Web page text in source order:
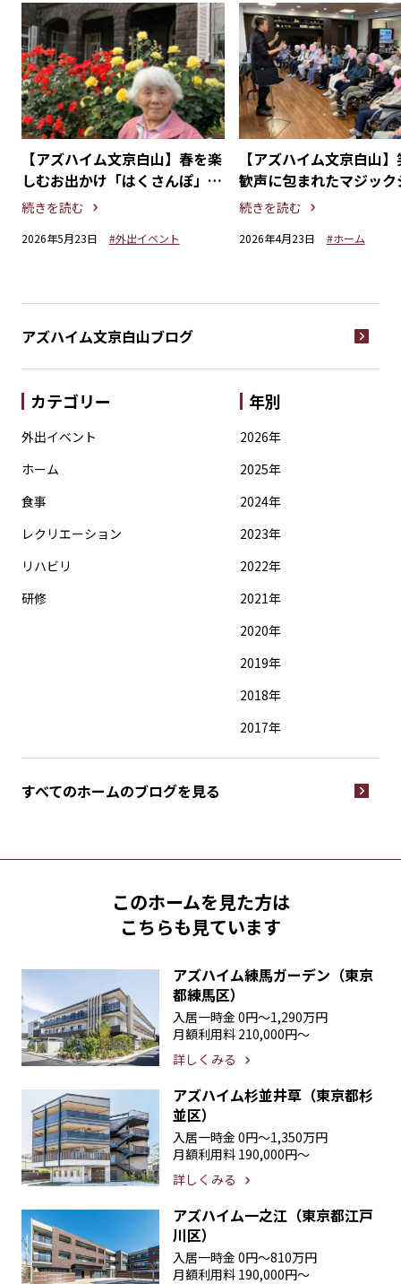
【アズハイム文京白山】春を楽
しむお出かけ「はくさんぽ」～
小石川後楽園・旧古河庭園～
続きを読む
2026年5月23日 #外出イベント
【アズハイム文京白山
歓声に包まれたマジック
を開催しました。
続きを読む
2026年4月23日 #ホーム
アズハイム文京白山ブログ
カテゴリー
外出イベント
ホーム
食事
レクリエーション
リハビリ
研修
年別
2026年
2025年
2024年
2023年
2022年
2021年
2020年
2019年
2018年
2017年
すべてのホームのブログを見る
このホームを見た方は
こちらも見ています
アズハイム練馬ガーデン（東京
都練馬区）
入居一時金 0円〜1,290万円
月額利用料 210,000円〜
詳しくみる
アズハイム杉並井草（東京都杉
並区）
入居一時金 0円〜1,350万円
月額利用料 190,000円〜
詳しくみる
アズハイム一之江（東京都江戸
川区）
入居一時金 0円〜810万円
月額利用料 190,000円〜